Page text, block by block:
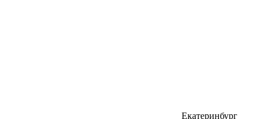
Екатеринбург